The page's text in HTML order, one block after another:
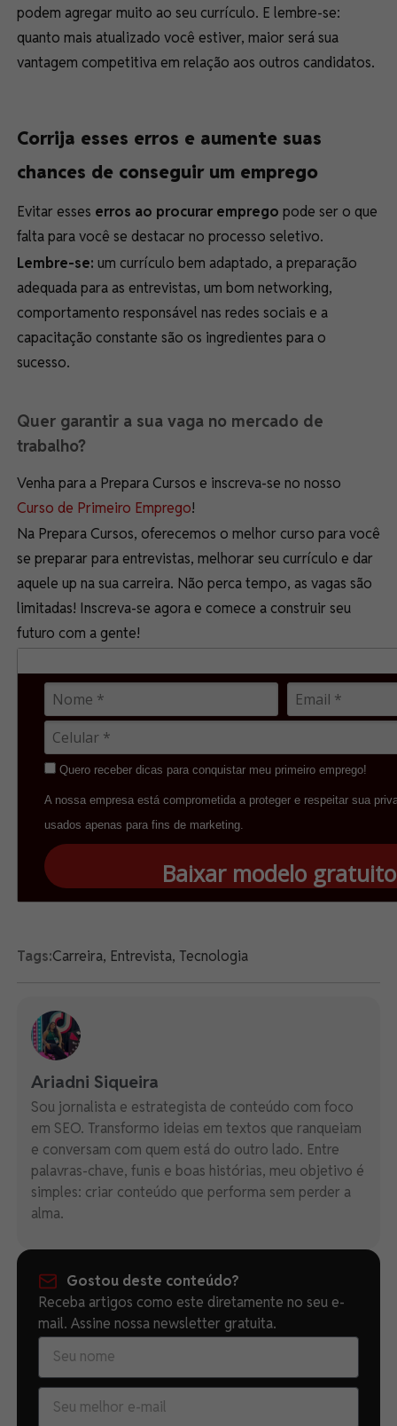
podem agregar muito ao seu currículo. E lembre-se:
quanto mais atualizado você estiver, maior será sua
vantagem competitiva em relação aos outros candidatos.
Corrija esses erros e aumente suas
chances de conseguir um emprego
Evitar esses erros ao procurar emprego pode ser o que
falta para você se destacar no processo seletivo.
Lembre-se: um currículo bem adaptado, a preparação
adequada para as entrevistas, um bom networking,
comportamento responsável nas redes sociais e a
capacitação constante são os ingredientes para o
sucesso.
Quer garantir a sua vaga no mercado de
trabalho?
Venha para a Prepara Cursos e inscreva-se no nosso
Curso de Primeiro Emprego!
Na Prepara Cursos, oferecemos o melhor curso para você
se preparar para entrevistas, melhorar seu currículo e dar
aquele up na sua carreira. Não perca tempo, as vagas são
limitadas! Inscreva-se agora e comece a construir seu
futuro com a gente!
Quero receber dicas para conquistar meu primeiro emprego!
A nossa empresa está comprometida a proteger e respeitar sua
usados apenas para fins de marketing.
Baixar modelo
Tags:Carreira, Entrevista, Tecnologia
Ariadni Siqueira
Sou jornalista e estrategista de conteúdo com foco
em SEO. Transformo ideias em textos que ranqueiam
e conversam com quem está do outro lado. Entre
palavras-chave, funis e boas histórias, meu objetivo é
simples: criar conteúdo que performa sem perder a
alma.
Gostou deste conteúdo?
Receba artigos como este diretamente no seu e-
mail. Assine nossa newsletter gratuita.